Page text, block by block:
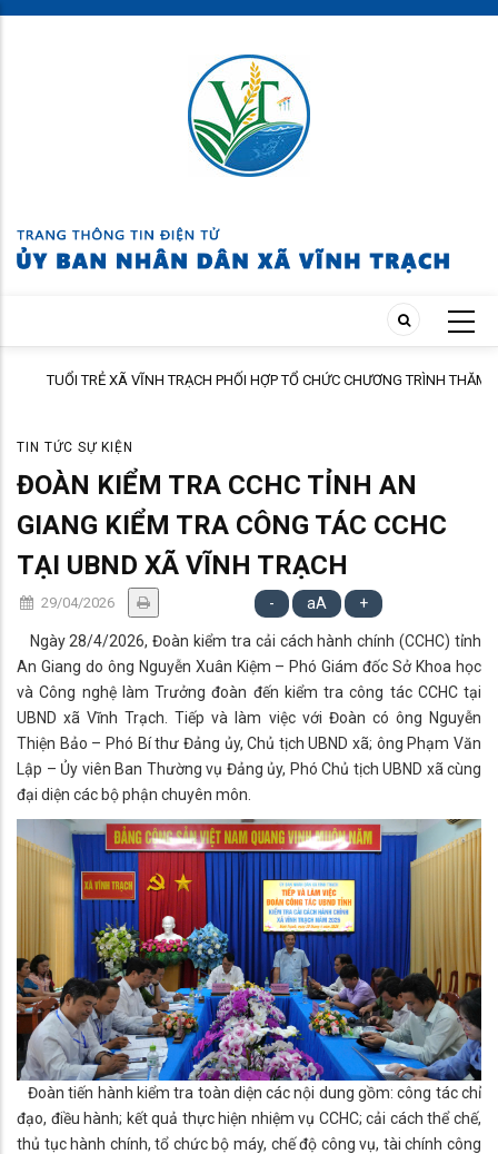
Skip
TUỔI TRẺ XÃ VĨNH TRẠCH PHỐI HỢP TỔ CHỨC CHƯƠNG TRÌNH THĂM
TIN TỨC SỰ KIỆN
ĐOÀN KIỂM TRA CCHC TỈNH AN
GIANG KIỂM TRA CÔNG TÁC CCHC
TẠI UBND XÃ VĨNH TRẠCH
29/04/2026 - aA +
Ngày 28/4/2026, Đoàn kiểm tra cải cách hành chính (CCHC) tỉnh
An Giang do ông Nguyễn Xuân Kiệm – Phó Giám đốc Sở Khoa học
và Công nghệ làm Trưởng đoàn đến kiểm tra công tác CCHC tại
UBND xã Vĩnh Trạch. Tiếp và làm việc với Đoàn có ông Nguyễn
Thiện Bảo – Phó Bí thư Đảng ủy, Chủ tịch UBND xã; ông Phạm Văn
Lập – Ủy viên Ban Thường vụ Đảng ủy, Phó Chủ tịch UBND xã cùng
đại diện các bộ phận chuyên môn.
Đoàn tiến hành kiểm tra toàn diện các nội dung gồm: công tác chỉ
đạo, điều hành; kết quả thực hiện nhiệm vụ CCHC; cải cách thể chế,
thủ tục hành chính, tổ chức bộ máy, chế độ công vụ, tài chính công